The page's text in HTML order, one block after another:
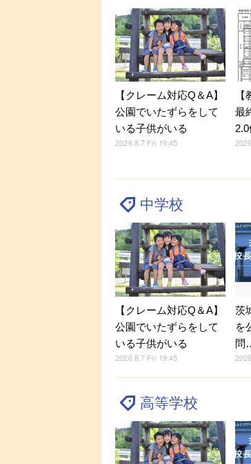
【クレーム対応Q＆A】
公園でいたずらをして
いる子供がいる
2026.8.7 Fri 19:45
最
中学校
【クレーム対応Q＆A】
公園でいたずらをして
いる子供がいる
2026.8.7 Fri 19:45
茨
を
問
高等学校